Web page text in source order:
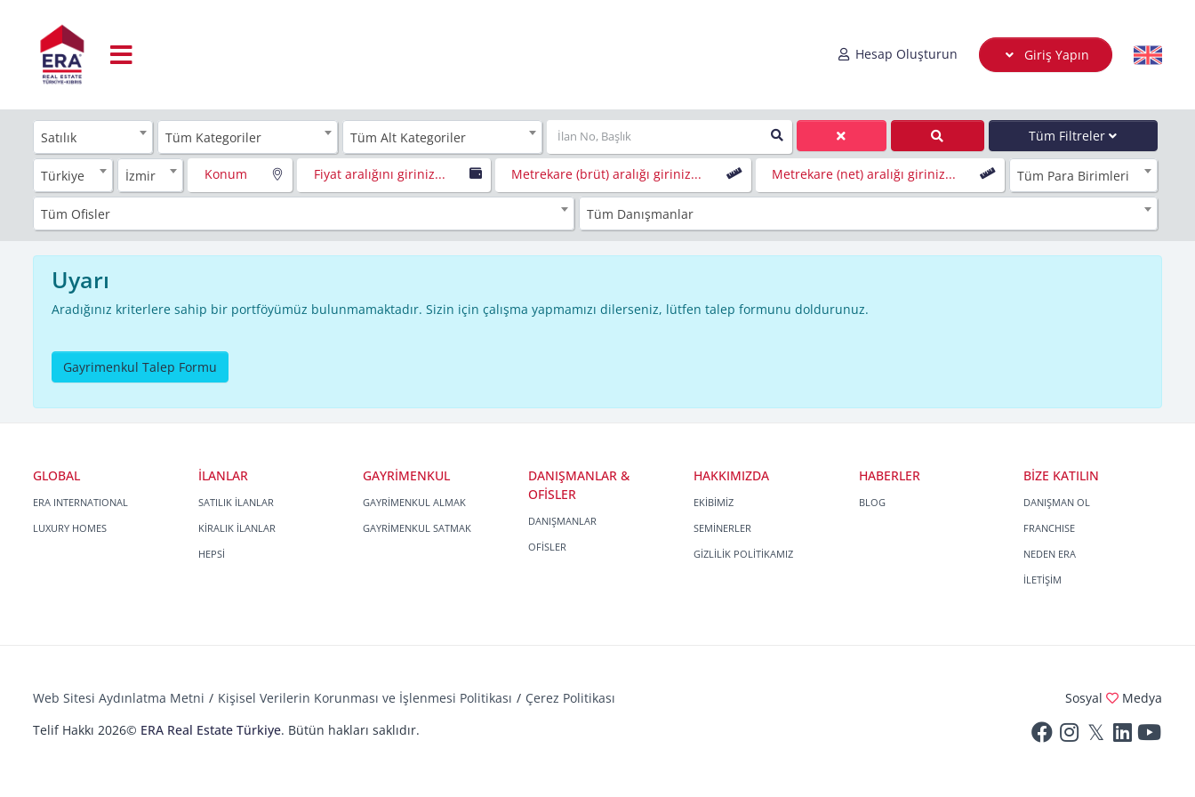
Hesap Oluşturun Giriş Yapın
Satılık Tüm Kategoriler Tüm Alt Kategoriler Tüm Filtreler
Türkiye İzmir Konum Fiyat aralığını giriniz... Metrekare (brüt) aralığı giriniz... Metrekare (net) aralığı giriniz... Tüm Para Birimleri
Tüm Ofisler Tüm Danışmanlar
Uyarı
Aradığınız kriterlere sahip bir portföyümüz bulunmamaktadır. Sizin için çalışma yapmamızı dilerseniz, lütfen talep formunu doldurunuz.
Gayrimenkul Talep Formu
GLOBAL
ERA INTERNATIONAL
LUXURY HOMES
İLANLAR
SATILIK İLANLAR
KİRALIK İLANLAR
HEPSİ
GAYRİMENKUL
GAYRİMENKUL ALMAK
GAYRİMENKUL SATMAK
DANIŞMANLAR &
OFİSLER
DANIŞMANLAR
OFİSLER
HAKKIMIZDA
EKİBİMİZ
SEMİNERLER
GİZLİLİK POLİTİKAMIZ
HABERLER
BLOG
BİZE KATILIN
DANIŞMAN OL
FRANCHISE
NEDEN ERA
İLETİŞİM
Web Sitesi Aydınlatma Metni Kişisel Verilerin Korunması ve İşlenmesi Politikası
Çerez Politikası
Telif Hakkı 2026© ERA Real Estate Türkiye. Bütün hakları saklıdır.
Sosyal Medya